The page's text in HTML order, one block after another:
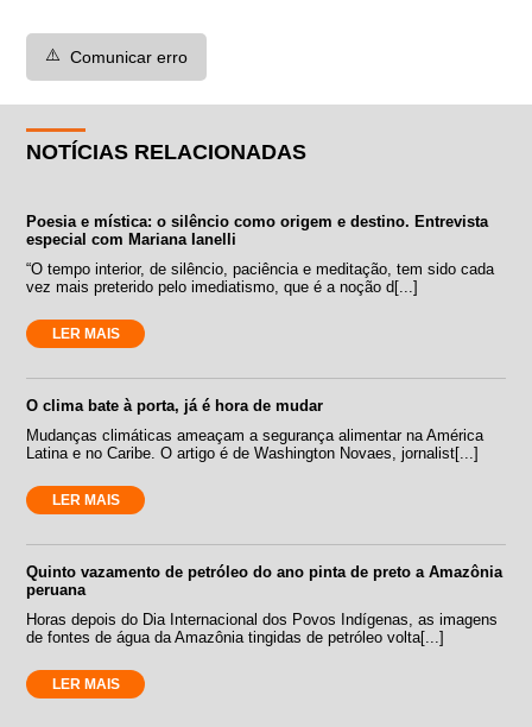
⚠️ Comunicar erro
NOTÍCIAS RELACIONADAS
Poesia e mística: o silêncio como origem e destino. Entrevista
especial com Mariana Ianelli
“O tempo interior, de silêncio, paciência e meditação, tem sido cada
vez mais preterido pelo imediatismo, que é a noção d[...]
LER MAIS
O clima bate à porta, já é hora de mudar
Mudanças climáticas ameaçam a segurança alimentar na América
Latina e no Caribe. O artigo é de Washington Novaes, jornalist[...]
LER MAIS
Quinto vazamento de petróleo do ano pinta de preto a Amazônia
peruana
Horas depois do Dia Internacional dos Povos Indígenas, as imagens
de fontes de água da Amazônia tingidas de petróleo volta[...]
LER MAIS